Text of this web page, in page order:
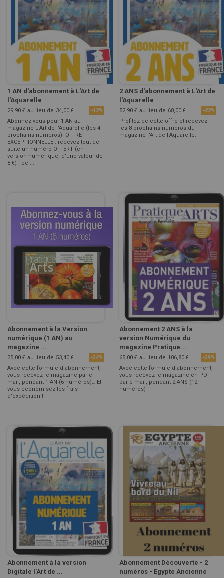
1 AN d'abonnement à L'Art de
l'Aquarelle
29,90 € au lieu de 34,00 € -12%
Abonnez-vous pour 1 AN au
magazine L'Art de l'Aquarelle (les 4
prochains numéros). OFFRE
EXCEPTIONNELLE : recevez tout de
suite un numéro OFFERT (en
version numérique, d'une valeur de
8 €) : ce ...
2 ANS d'abonnement à L'Art de
l'Aquarelle
52,90 € au lieu de 68,00 € -22%
Profitez de cette offre et recevez
les 8 prochains numéros du
magazine l'Art de l'Aquarelle.
Abonnement à la Version
numérique (1 AN) au
magazine ...
35,00 € au lieu de 53,40 € -34%
Avec cette formule d'abonnement,
vous recevez le magazine par e-
mail, pendant 1 AN (6 numéros)… Et
vous économisez les frais
d'expédition !
Abonnement 2 ANS à la
version Numérique du
magazine Pratique...
65,00 € au lieu de 106,80 € -39%
Avec cette formule d'abonnement,
vous recevez le magazine en PDF
par e-mail, pendant 2 ANS (12
numéros)
Abonnement à la version
Digitale l'Art de ...
Abonnement Découverte - 2
numéros - Egypte Ancienne